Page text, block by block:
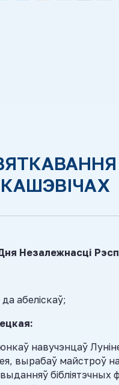
Незалежнасці
абеліскаў;
навучэнцаў
вырабаў майстроў